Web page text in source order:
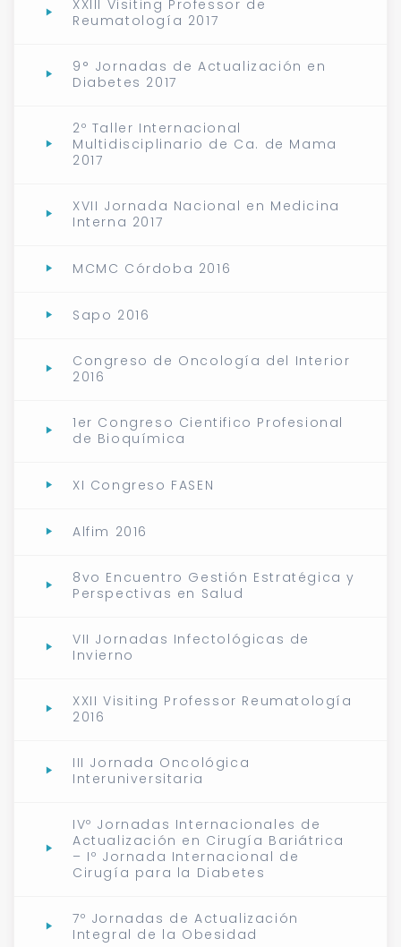
XXIII Visiting Professor de
Reumatología 2017
9° Jornadas de Actualización en
Diabetes 2017
2º Taller Internacional
Multidisciplinario de Ca. de Mama
2017
XVII Jornada Nacional en Medicina
Interna 2017
MCMC Córdoba 2016
Sapo 2016
Congreso de Oncología del Interior
2016
1er Congreso Cientifico Profesional
de Bioquímica
XI Congreso FASEN
Alfim 2016
8vo Encuentro Gestión Estratégica y
Perspectivas en Salud
VII Jornadas Infectológicas de
Invierno
XXII Visiting Professor Reumatología
2016
III Jornada Oncológica
Interuniversitaria
IVº Jornadas Internacionales de
Actualización en Cirugía Bariátrica
– Iº Jornada Internacional de
Cirugía para la Diabetes
7º Jornadas de Actualización
Integral de la Obesidad